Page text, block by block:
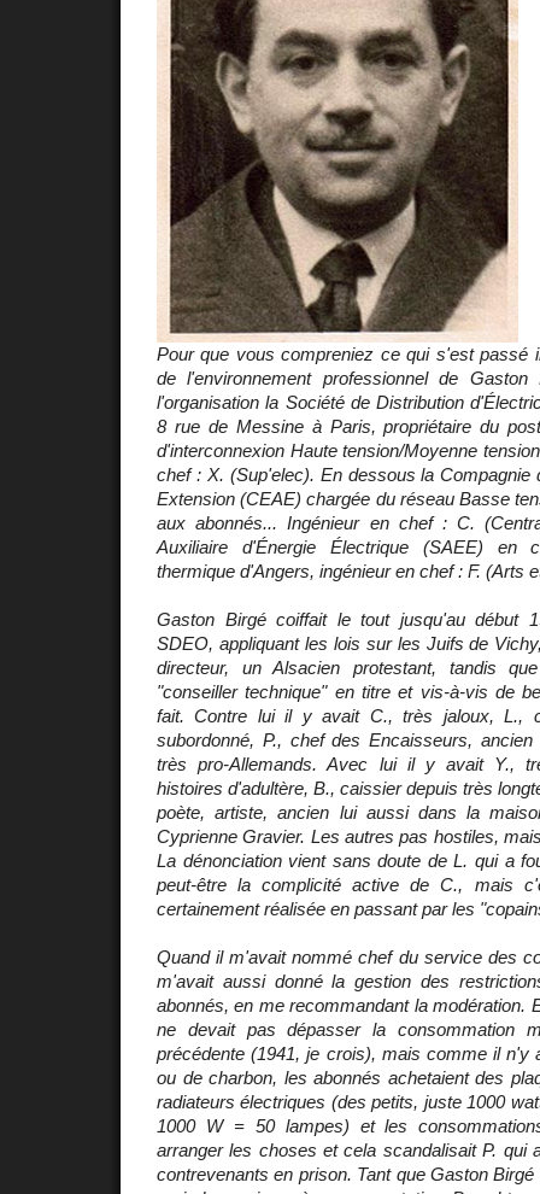
Pour que vous compreniez ce qui s'est passé
de l'environnement professionnel de
l'organisation la Société de Distribution
8 rue de Messine à Paris, propriétaire du
d'interconnexion Haute tension/Moyenne
chef : X. (Sup'elec). En dessous la Compagnie
Extension (CEAE) chargée du réseau Basse
aux abonnés... Ingénieur en chef : C.
Auxiliaire d'Énergie Électrique (SAEE) en
thermique d'Angers, ingénieur en chef : F. (Arts
Gaston Birgé coiffait le tout jusqu'au début
SDEO, appliquant les lois sur les Juifs de
directeur, un Alsacien protestant, tandis
"conseiller technique" en titre et vis-à-vis de
fait. Contre lui il y avait C., très jaloux, L.,
subordonné, P., chef des Encaisseurs,
très pro-Allemands. Avec lui il y avait Y.,
histoires d'adultère, B., caissier depuis très
poète, artiste, ancien lui aussi dans la
Cyprienne Gravier. Les autres pas hostiles,
La dénonciation vient sans doute de L. qui a
peut-être la complicité active de C., mais
certainement réalisée en passant par les
Quand il m'avait nommé chef du service des
m'avait aussi donné la gestion des
abonnés, en me recommandant la modération.
ne devait pas dépasser la consommation
précédente (1941, je crois), mais comme il n'y
ou de charbon, les abonnés achetaient des
radiateurs électriques (des petits, juste 1000
1000 W = 50 lampes) et les
arranger les choses et cela scandalisait P. qui
contrevenants en prison. Tant que Gaston